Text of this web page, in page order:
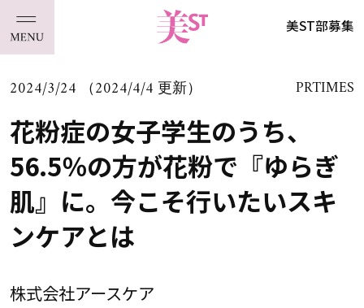
美ST部募集
2024/3/24 （2024/4/4 更新） PRTIMES
花粉症の女子学生のうち、
56.5％の方が花粉で『ゆらぎ
肌』に。今こそ行いたいスキ
ンケアとは
株式会社アースケア